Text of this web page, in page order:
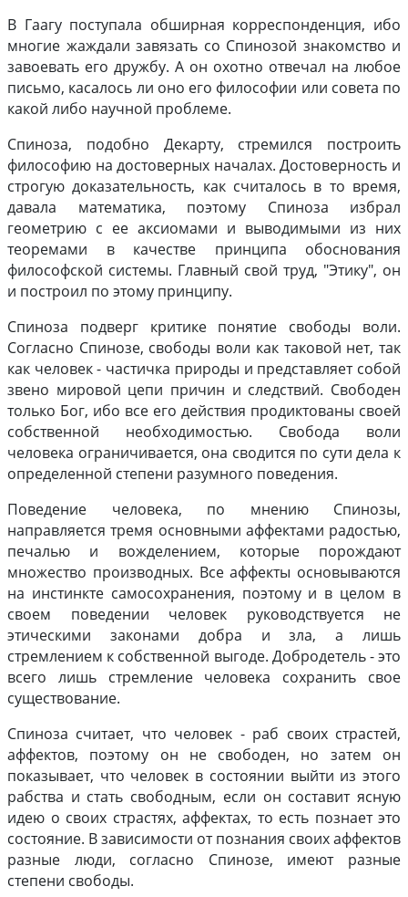
В Гаагу поступала обширная корреспонденция, ибо
многие жаждали завязать со Спинозой знакомство и
завоевать его дружбу. А он охотно отвечал на любое
письмо, касалось ли оно его философии или совета по
какой либо научной проблеме.
Спиноза, подобно Декарту, стремился построить
философию на достоверных началах. Достоверность и
строгую доказательность, как считалось в то время,
давала математика, поэтому Спиноза избрал
геометрию с ее аксиомами и выводимыми из них
теоремами в качестве принципа обоснования
философской системы. Главный свой труд, "Этику", он
и построил по этому принципу.
Спиноза подверг критике понятие свободы воли.
Согласно Спинозе, свободы воли как таковой нет, так
как человек - частичка природы и представляет собой
звено мировой цепи причин и следствий. Свободен
только Бог, ибо все его действия продиктованы своей
собственной необходимостью. Свобода воли
человека ограничивается, она сводится по сути дела к
определенной степени разумного поведения.
Поведение человека, по мнению Спинозы,
направляется тремя основными аффектами радостью,
печалью и вожделением, которые порождают
множество производных. Все аффекты основываются
на инстинкте самосохранения, поэтому и в целом в
своем поведении человек руководствуется не
этическими законами добра и зла, а лишь
стремлением к собственной выгоде. Добродетель - это
всего лишь стремление человека сохранить свое
существование.
Спиноза считает, что человек - раб своих страстей,
аффектов, поэтому он не свободен, но затем он
показывает, что человек в состоянии выйти из этого
рабства и стать свободным, если он составит ясную
идею о своих страстях, аффектах, то есть познает это
состояние. В зависимости от познания своих аффектов
разные люди, согласно Спинозе, имеют разные
степени свободы.